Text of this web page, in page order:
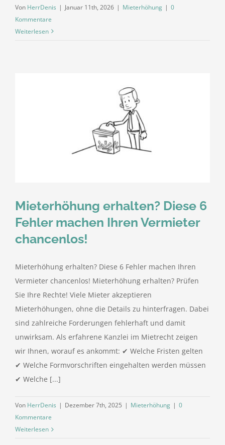
Von HerrDenis | Januar 11th, 2026 | Mieterhöhung | 0
Kommentare
Weiterlesen
Mieterhöhung erhalten? Diese 6
Fehler machen Ihren Vermieter
chancenlos!
Mieterhöhung erhalten? Diese 6 Fehler machen Ihren
Vermieter chancenlos! Mieterhöhung erhalten? Prüfen
Sie Ihre Rechte! Viele Mieter akzeptieren
Mieterhöhungen, ohne die Details zu hinterfragen. Dabei
sind zahlreiche Forderungen fehlerhaft und damit
unwirksam. Als erfahrene Kanzlei im Mietrecht zeigen
wir Ihnen, worauf es ankommt: ✔ Welche Fristen gelten
✔ Welche Formvorschriften eingehalten werden müssen
✔ Welche [...]
Von HerrDenis | Dezember 7th, 2025 | Mieterhöhung | 0
Kommentare
Weiterlesen